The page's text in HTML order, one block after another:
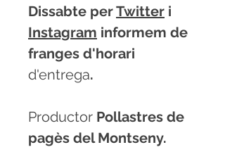
Dissabte perTwitter i
Instagram informem de
franges d'horari
d'entrega.
Productor Pollastres de
pagès del Montseny.